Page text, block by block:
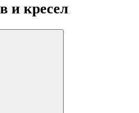
и кресел